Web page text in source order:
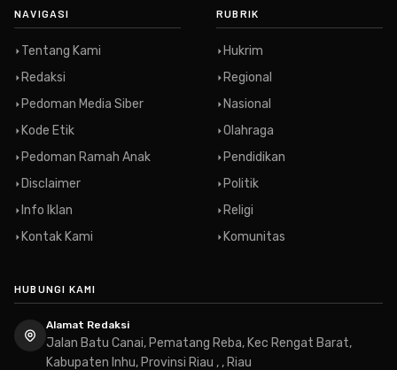
NAVIGASI
Tentang Kami
Redaksi
Pedoman Media Siber
Kode Etik
Pedoman Ramah Anak
Disclaimer
Info Iklan
Kontak Kami
RUBRIK
Hukrim
Regional
Nasional
Olahraga
Pendidikan
Politik
Religi
Komunitas
HUBUNGI KAMI
Alamat Redaksi
Jalan Batu Canai, Pematang Reba, Kec Rengat Barat,
Kabupaten Inhu, Provinsi Riau , , Riau